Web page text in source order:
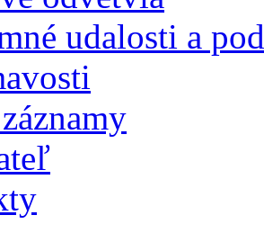
udalosti a